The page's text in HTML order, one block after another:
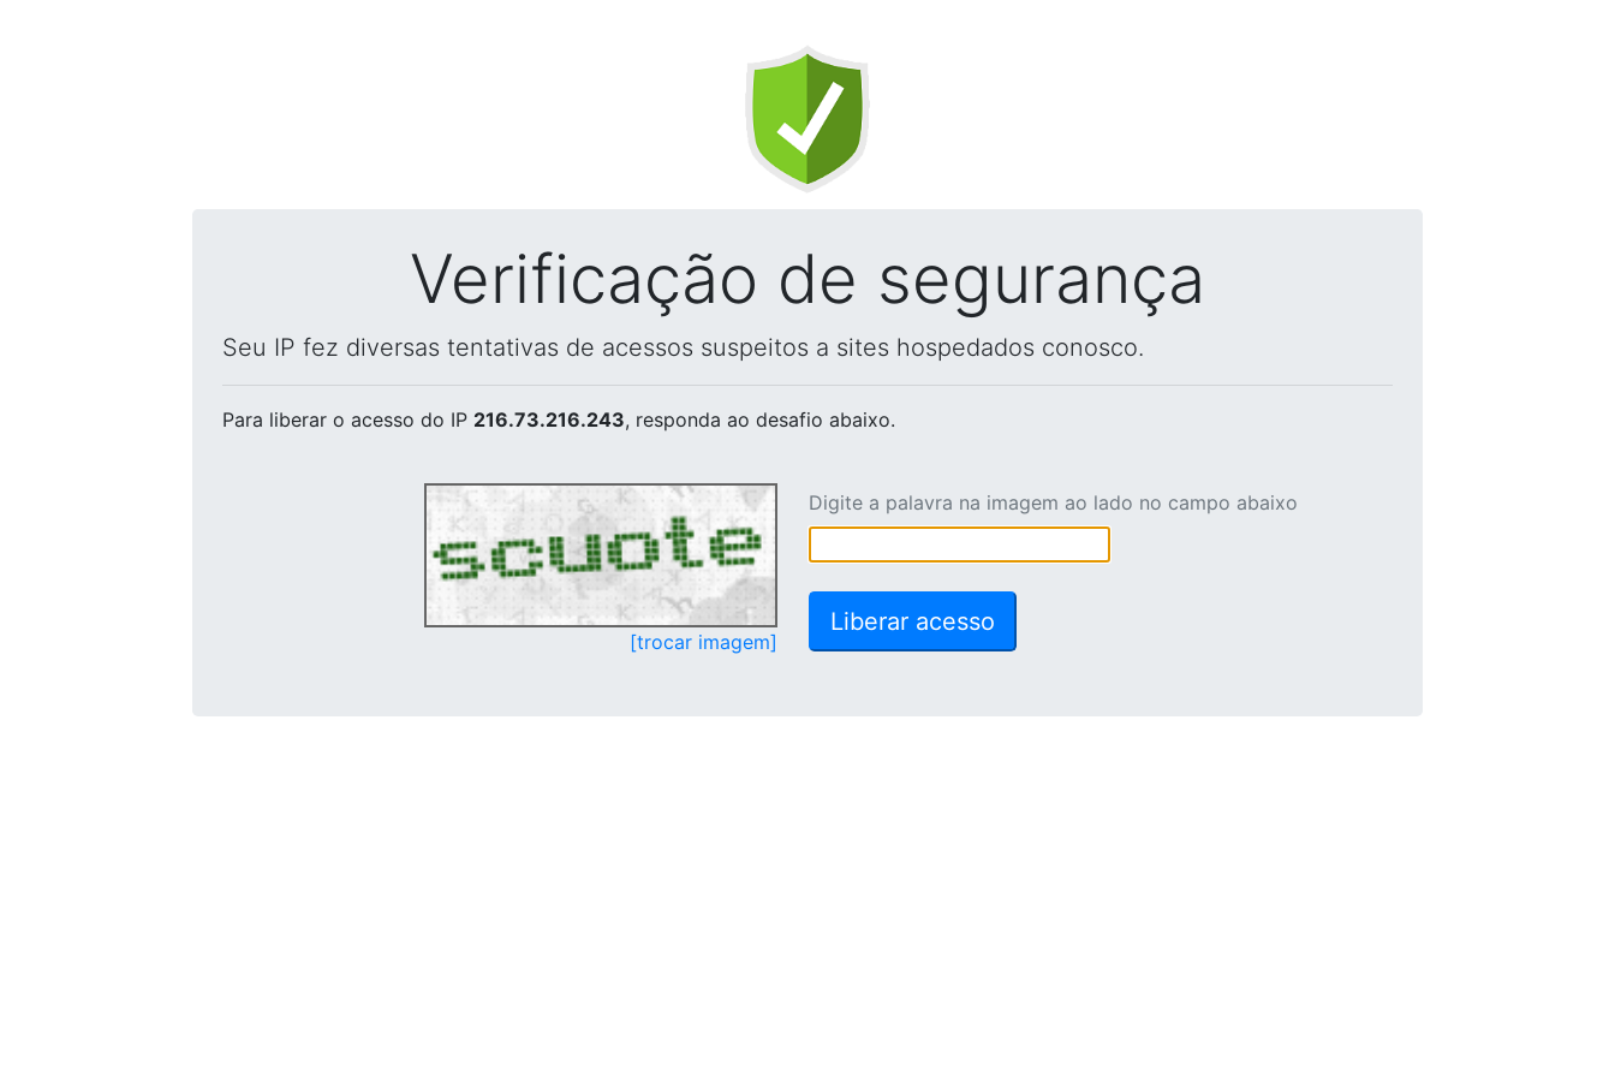
Verificação de segurança
Seu IP fez diversas tentativas de acessos suspeitos a sites hospedados conosco.
Para liberar o acesso do IP 216.73.216.243, responda ao desafio abaixo.
[trocar imagem]
Digite a palavra na imagem ao lado no campo abaixo